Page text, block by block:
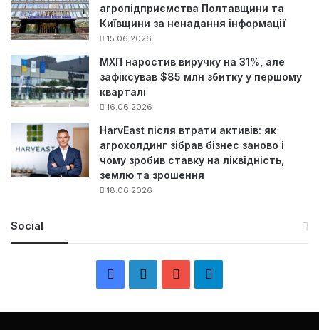
агропідприємства Полтавщини та
Київщини за ненадання інформації
15.06.2026
МХП наростив виручку на 31%, але
зафіксував $85 млн збитку у першому
кварталі
16.06.2026
HarvEast після втрати активів: як
агрохолдинг зібрав бізнес заново і
чому зробив ставку на ліквідність,
землю та зрошення
18.06.2026
Social